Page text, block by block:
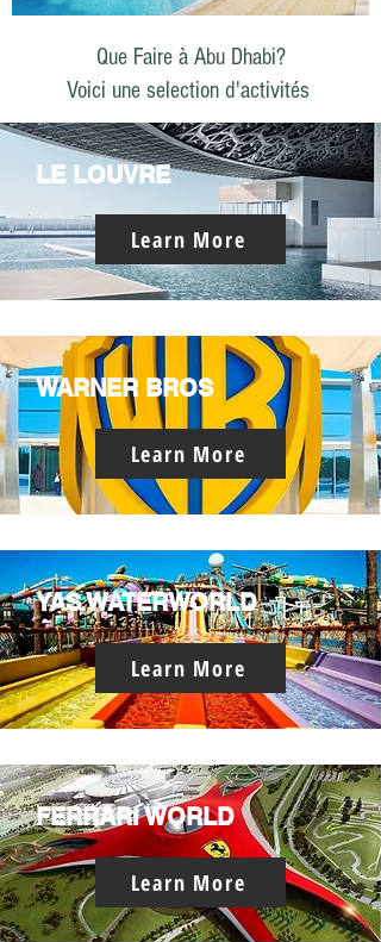
Que Faire à Abu Dhabi?
Voici une selection d'activités
LE LOUVRE
Learn More
WARNER BROS
Learn More
YAS WATERWORLD
Learn More
FERRARI WORLD
Learn More